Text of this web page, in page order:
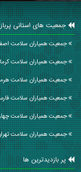
جمعیت های استانی
جمعیت همیاران سلامت
جمعیت همیاران سلامت
جمعیت همیاران سلامت
جمعیت همیاران سلامت
جمعیت همیاران سلامت
جمعیت همیاران سلامت
پر بازدیدترین ها